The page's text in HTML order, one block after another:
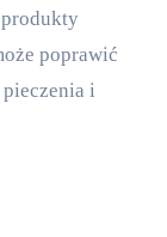
poprawić
i